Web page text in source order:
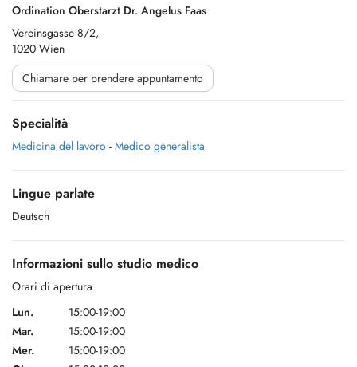
Ordination Oberstarzt Dr. Angelus Faas
Vereinsgasse 8/2,
1020 Wien
Chiamare per prendere appuntamento
Specialità
Medicina del lavoro - Medico generalista
Lingue parlate
Deutsch
Informazioni sullo studio medico
Orari di apertura
Lun.
15:00-19:00
Mar.
15:00-19:00
Mer.
15:00-19:00